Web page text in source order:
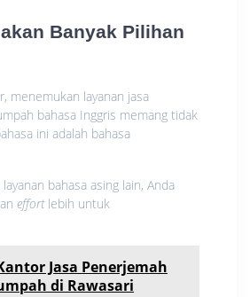
Banyak Pilihan
menemukan layanan jasa
bahasa Inggris memang tidak
ini adalah bahasa
bahasa asing lain, Anda
effortlebih untuk
Jasa Penerjemah
di Rawasari